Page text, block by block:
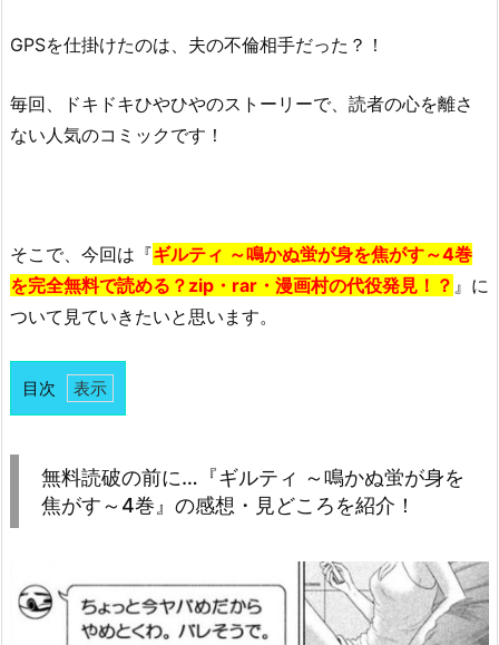
GPSを仕掛けたのは、夫の不倫相手だった？！
毎回、ドキドキひやひやのストーリーで、読者の心を離さ
ない人気のコミックです！
そこで、今回は『ギルティ ～鳴かぬ蛍が身を焦がす～4巻
を完全無料で読める？zip・rar・漫画村の代役発見！？ 』に
ついて見ていきたいと思います。
目次
1.
前
に…
無料読破の前に…『ギルティ ～鳴かぬ蛍が身を
焦がす～4巻』の感想・見どころを紹介！